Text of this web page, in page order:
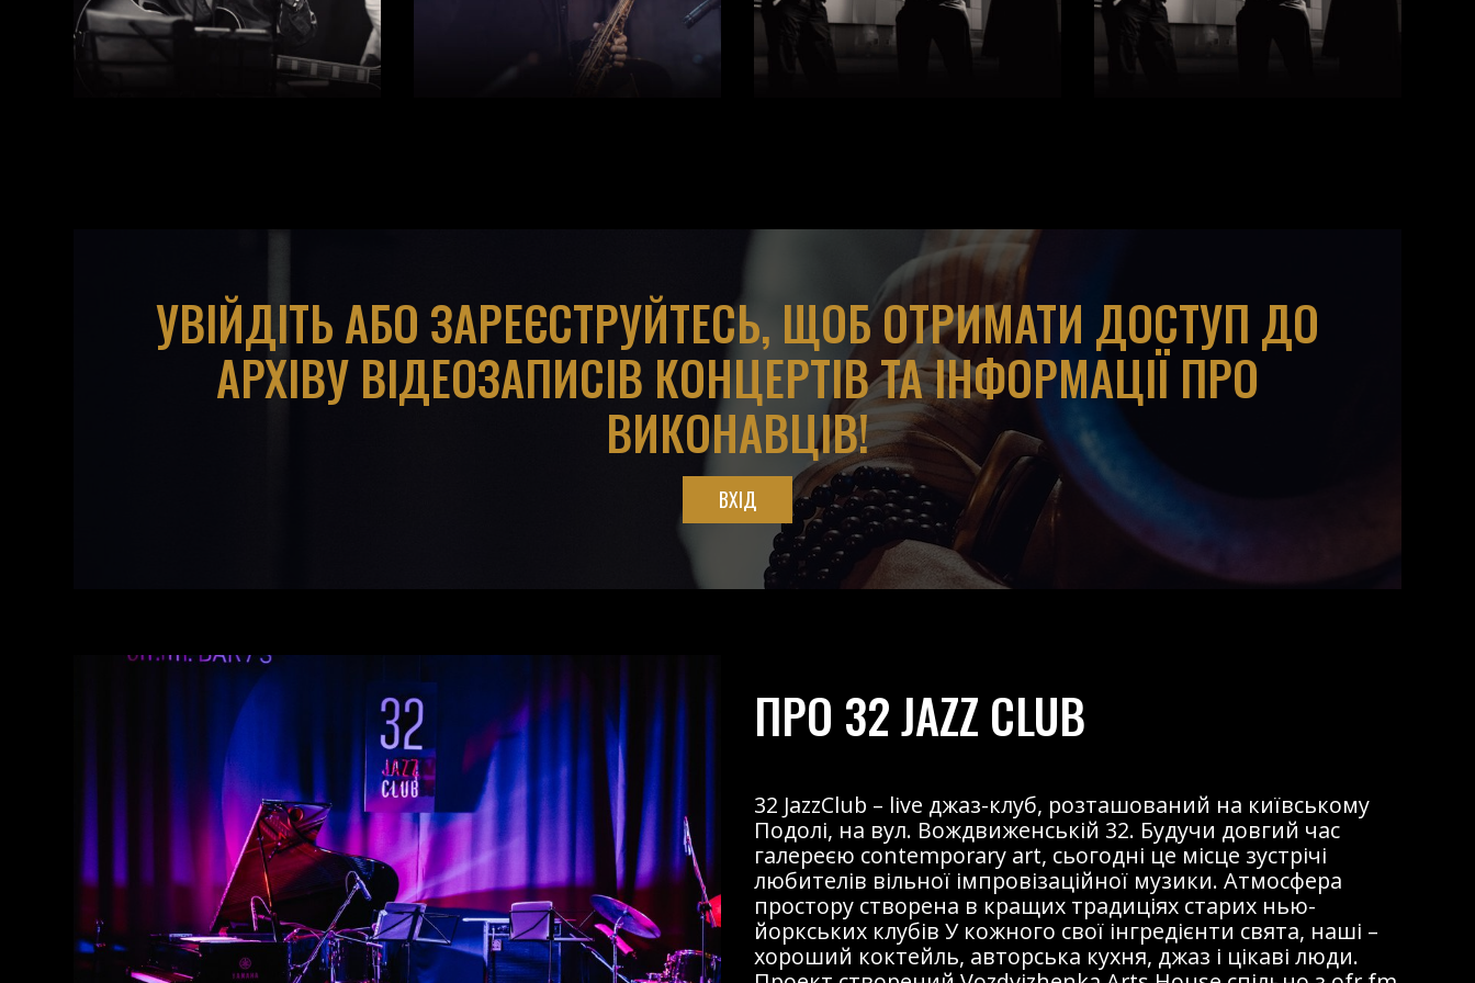
УВІЙДІТЬ АБО ЗАРЕЄСТРУЙТЕСЬ, ЩОБ ОТРИМАТИ ДОСТУП ДО
АРХІВУ ВІДЕОЗАПИСІВ КОНЦЕРТІВ ТА ІНФОРМАЦІЇ ПРО
ВИКОНАВЦІВ!
ВХІД
ПРО 32 JAZZ CLUB
32 JazzClub – live джаз-клуб, розташований на київському
Подолі, на вул. Вождвиженській 32. Будучи довгий час
галереєю contemporary art, сьогодні це місце зустрічі
любителів вільної імпровізаційної музики. Атмосфера
простору створена в кращих традиціях старих нью-
йоркських клубів У кожного свої інгредієнти свята, наші –
хороший коктейль, авторська кухня, джаз і цікаві люди.